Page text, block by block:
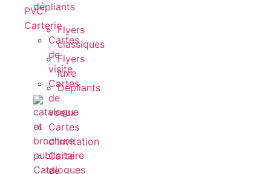
Carterie
Cartes
de
visite
Cartes
de
voeux
Cartes
d'invitation
Carte
de
dépliants
Flyers
classiques
Flyers
luxe
Dépliants
Catalogues